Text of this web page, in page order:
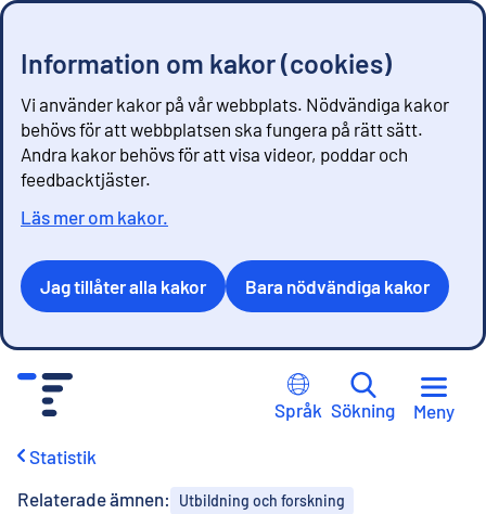
Information om kakor (cookies)
Vi använder kakor på vår webbplats. Nödvändiga kakor
behövs för att webbplatsen ska fungera på rätt sätt.
Andra kakor behövs för att visa videor, poddar och
feedbacktjäster.
Läs mer om kakor.
Jag tillåter alla kakor Bara nödvändiga kakor
Språk Sökning Meny
Statistik
Relaterade ämnen:
Utbildning och forskning